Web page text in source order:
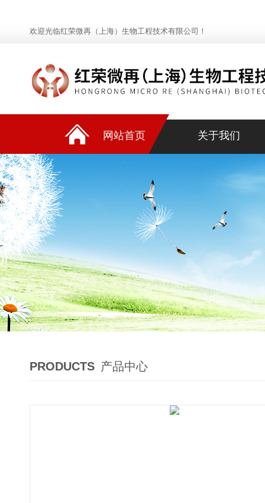
欢迎光临红荣微再（上海）生物工程技术有限公司！
网站首页 关于我们
PRODUCTS 产品中心